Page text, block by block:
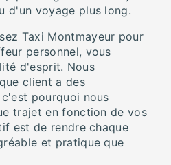
d'un voyage plus long.
Taxi Montmayeur pour
personnel, vous
d'esprit. Nous
client a des
pourquoi nous
trajet en fonction de vos
est de rendre chaque
et pratique que